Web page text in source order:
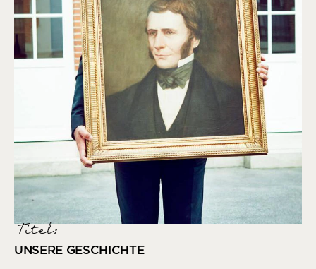
Titel:
UNSERE GESCHICHTE